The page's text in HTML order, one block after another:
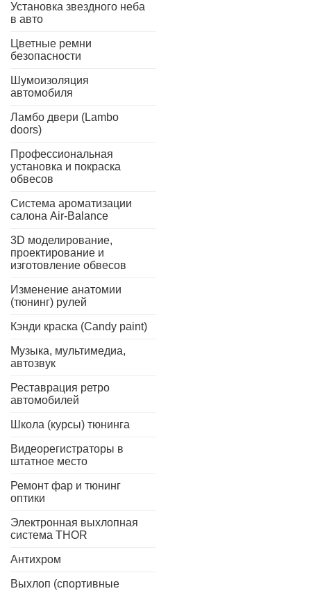
Установка звездного неба
в авто
Цветные ремни
безопасности
Шумоизоляция
автомобиля
Ламбо двери (Lambo
doors)
Профессиональная
установка и покраска
обвесов
Система ароматизации
салона Air-Balance
3D моделирование,
проектирование и
изготовление обвесов
Изменение анатомии
(тюнинг) рулей
Кэнди краска (Candy paint)
Музыка, мультимедиа,
автозвук
Реставрация ретро
автомобилей
Школа (курсы) тюнинга
Видеорегистраторы в
штатное место
Ремонт фар и тюнинг
оптики
Электронная выхлопная
система THOR
Антихром
Выхлоп (спортивные